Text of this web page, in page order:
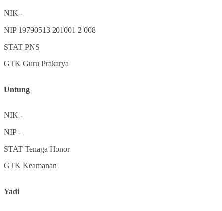
NIK -
NIP 19790513 201001 2 008
STAT PNS
GTK Guru Prakarya
Untung
NIK -
NIP-
STAT Tenaga Honor
GTK Keamanan
Yadi